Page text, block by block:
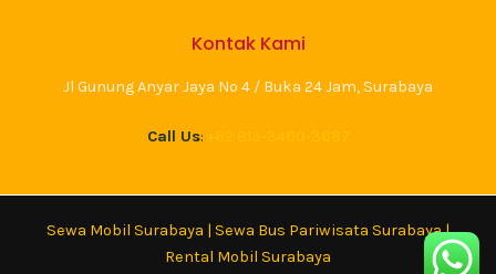
Kontak Kami
Jl Gunung Anyar Jaya No 4 / Buka 24 Jam, Surabaya
Call Us:
Sewa Mobil Surabaya | Sewa Bus Pariwisata Surabaya|
Rental Mobil Surabaya